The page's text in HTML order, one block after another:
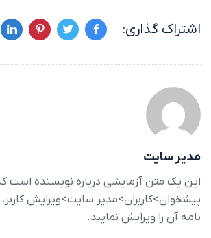
اشتراک گذاری:
مدیر سایت
این یک متن آزمایشی درباره نویسنده است
پیشخوان>کاربران>مدیر سایت>ویرایش
نامه آن را ویرایش نمایید.